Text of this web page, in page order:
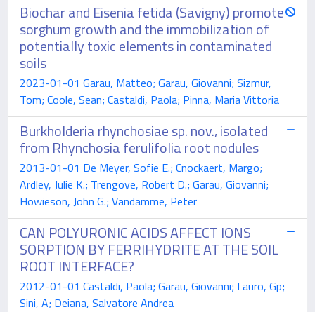
Biochar and Eisenia fetida (Savigny) promote
sorghum growth and the immobilization of
potentially toxic elements in contaminated
soils
2023-01-01 Garau, Matteo; Garau, Giovanni; Sizmur,
Tom; Coole, Sean; Castaldi, Paola; Pinna, Maria Vittoria
Burkholderia rhynchosiae sp. nov., isolated
from Rhynchosia ferulifolia root nodules
2013-01-01 De Meyer, Sofie E.; Cnockaert, Margo;
Ardley, Julie K.; Trengove, Robert D.; Garau, Giovanni;
Howieson, John G.; Vandamme, Peter
CAN POLYURONIC ACIDS AFFECT IONS
SORPTION BY FERRIHYDRITE AT THE SOIL
ROOT INTERFACE?
2012-01-01 Castaldi, Paola; Garau, Giovanni; Lauro, Gp;
Sini, A; Deiana, Salvatore Andrea